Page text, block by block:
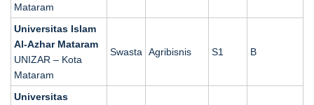
Mataram
Universitas Islam
Al-Azhar Mataram
UNIZAR – Kota
Mataram
Swasta Agribisnis S1 B
Universitas